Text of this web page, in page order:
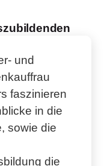
und
faszinieren
in die
sowie die
die